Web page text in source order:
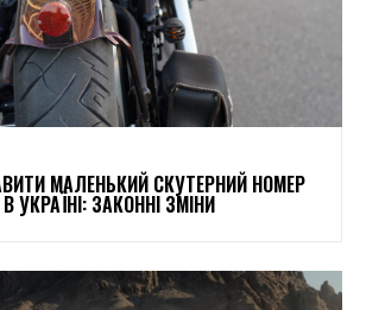
МАЛЕНЬКИЙ СКУТЕРНИЙ НОМЕР
ЗАКОННІ ЗМІНИ